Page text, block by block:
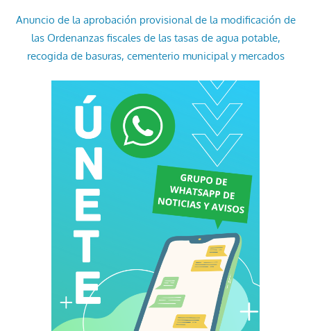
Anuncio de la aprobación provisional de la modificación de
las Ordenanzas fiscales de las tasas de agua potable,
recogida de basuras, cementerio municipal y mercados